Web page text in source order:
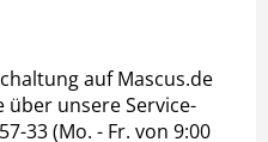
auf Mascus.de
unsere Service-
33 (Mo. - Fr. von 9:00